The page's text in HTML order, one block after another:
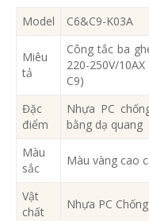
Model
C6&C9-K03A
Miêu
tả
Công tắc ba
220-250V/
C9)
Đặc
điểm
Nhựa PC
bằng dạ quang
Màu
sắc
Màu vàng cao
Vật
chất
Nhựa PC